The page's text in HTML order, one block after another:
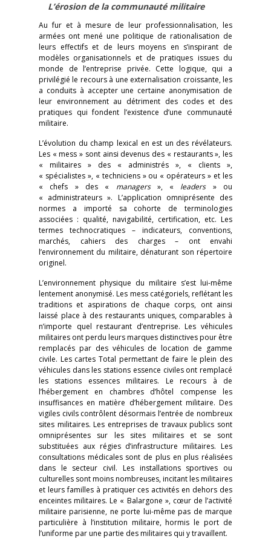
L’érosion de la communauté militaire
Au fur et à mesure de leur professionnalisation, les
armées ont mené une politique de rationalisation de
leurs effectifs et de leurs moyens en s’inspirant de
modèles organisationnels et de pratiques issues du
monde de l’entreprise privée. Cette logique, qui a
privilégié le recours à une externalisation croissante, les
a conduits à accepter une certaine anonymisation de
leur environnement au détriment des codes et des
pratiques qui fondent l’existence d’une communauté
militaire.
L’évolution du champ lexical en est un des révélateurs.
Les « mess » sont ainsi devenus des « restaurants », les
« militaires » des « administrés », « clients »,
« spécialistes », « techniciens » ou « opérateurs » et les
« chefs » des « managers », « leaders » ou
« administrateurs ». L’application omniprésente des
normes a importé sa cohorte de terminologies
associées : qualité, navigabilité, certification, etc. Les
termes technocratiques – indicateurs, conventions,
marchés, cahiers des charges – ont envahi
l’environnement du militaire, dénaturant son répertoire
originel.
L’environnement physique du militaire s’est lui-même
lentement anonymisé. Les mess catégoriels, reflétant les
traditions et aspirations de chaque corps, ont ainsi
laissé place à des restaurants uniques, comparables à
n’importe quel restaurant d’entreprise. Les véhicules
militaires ont perdu leurs marques distinctives pour être
remplacés par des véhicules de location de gamme
civile. Les cartes Total permettant de faire le plein des
véhicules dans les stations essence civiles ont remplacé
les stations essences militaires. Le recours à de
l’hébergement en chambres d’hôtel compense les
insuffisances en matière d’hébergement militaire. Des
vigiles civils contrôlent désormais l’entrée de nombreux
sites militaires. Les entreprises de travaux publics sont
omniprésentes sur les sites militaires et se sont
substituées aux régies d’infrastructure militaires. Les
consultations médicales sont de plus en plus réalisées
dans le secteur civil. Les installations sportives ou
culturelles sont moins nombreuses, incitant les militaires
et leurs familles à pratiquer ces activités en dehors des
enceintes militaires. Le « Balargone », cœur de l’activité
militaire parisienne, ne porte lui-même pas de marque
particulière à l’institution militaire, hormis le port de
l’uniforme par une partie des militaires qui y travaillent.